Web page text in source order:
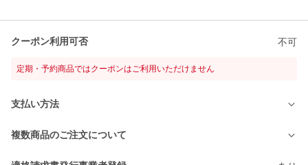
クーポン利用可否 不可
定期・予約商品ではクーポンはご利用いただけません
支払い方法
複数商品のご注文について